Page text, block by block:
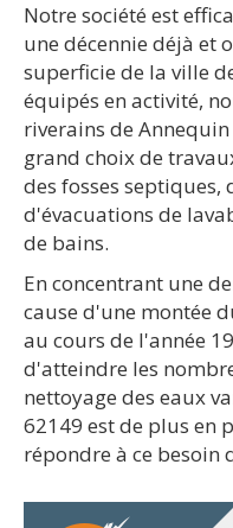
Notre société est
une décennie déjà et
superficie de la ville
équipés en activité,
riverains de
grand choix de
des fosses septiques,
d'évacuations de
de bains.
En concentrant une
cause d'une montée
au cours de l'année
d'atteindre les
nettoyage des eaux
62149 est de plus en
répondre à ce besoin